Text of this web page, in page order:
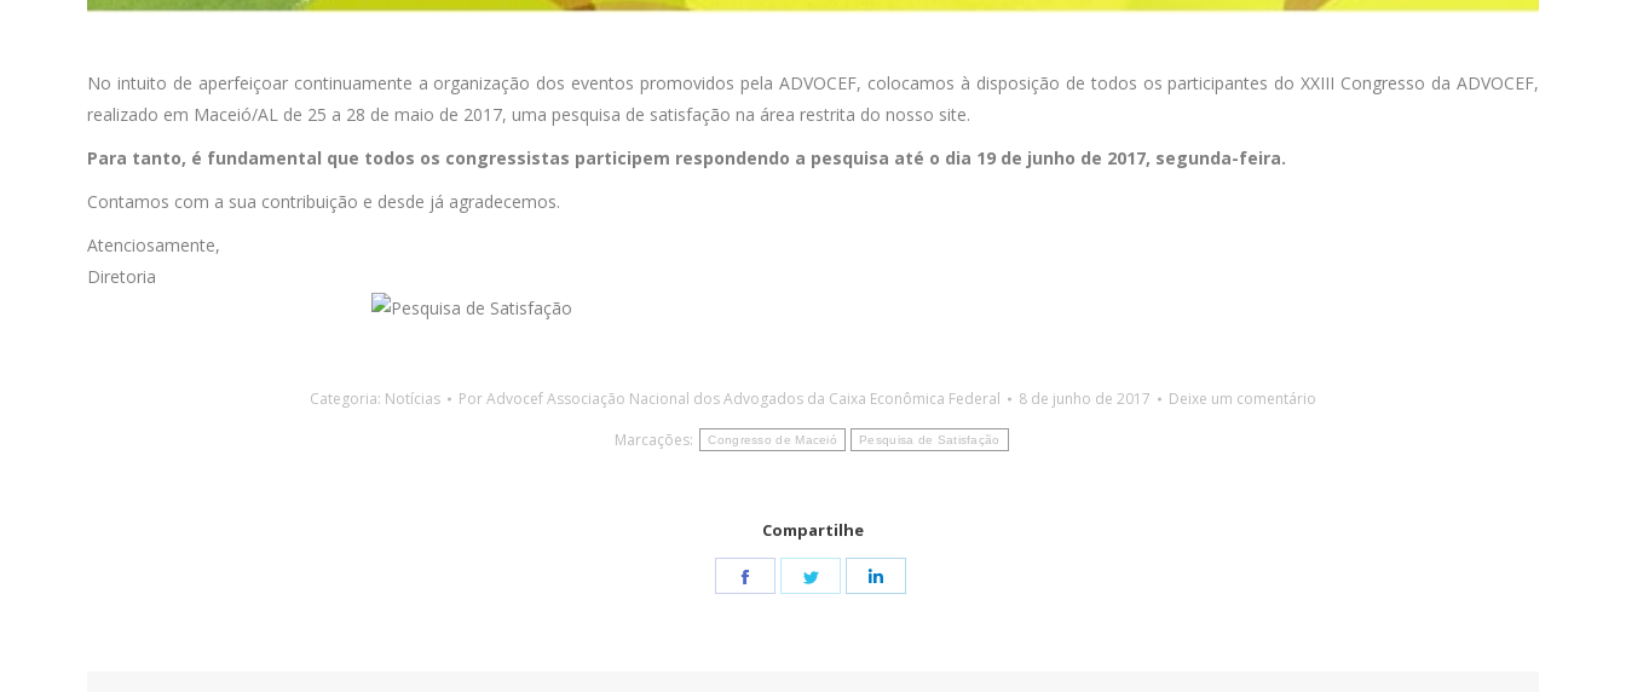
No intuito de aperfeiçoar continuamente a organização dos eventos promovidos pela ADVOCEF, colocamos à disposição de todos os participantes do XXIII Congresso da ADVOCEF,
realizado em Maceió/AL de 25 a 28 de maio de 2017, uma pesquisa de satisfação na área restrita do nosso site.
Para tanto, é fundamental que todos os congressistas participem respondendo a pesquisa até o dia 19 de junho de 2017, segunda-feira.
Contamos com a sua contribuição e desde já agradecemos.
Atenciosamente,
Diretoria
Categoria: Notícias PorAdvocef Associação Nacional dos Advogados da Caixa Econômica Federal 8 de junho de 2017
Deixe um comentário
Marcações:
Congresso de Maceió Pesquisa de Satisfação
Compartilhe
Share
Share